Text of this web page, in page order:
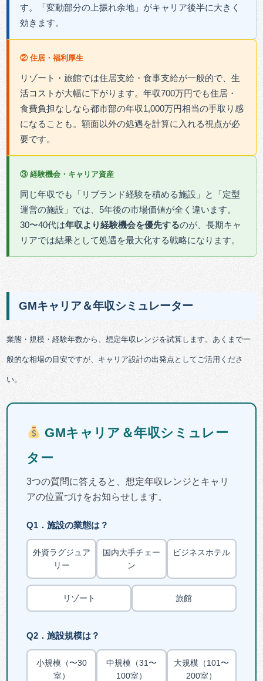
す。「変動部分の上振れ余地」がキャリア後半に大きく
効きます。
② 住居・福利厚生
リゾート・旅館では住居支給・食事支給が一般的で、生
活コストが大幅に下がります。年収700万円でも住居・
食費負担なしなら都市部の年収1,000万円相当の手取り感
になることも。額面以外の処遇を計算に入れる視点が必
要です。
③ 経験機会・キャリア資産
同じ年収でも「リブランド経験を積める施設」と「定型
運営の施設」では、5年後の市場価値が全く違います。
30〜40代は年収より経験機会を優先するのが、長期キャ
リアでは結果として処遇を最大化する戦略になります。
GMキャリア＆年収シミュレーター
業態・規模・経験年数から、想定年収レンジを試算します。あくまで一
般的な相場の目安ですが、キャリア設計の出発点としてご活用くださ
い。
GMキャリア＆年収シミュレー
ター
3つの質問に答えると、想定年収レンジとキャリ
アの位置づけをお知らせします。
Q1．施設の業態は？
外資ラグジュア
リー
国内大手チェー
ン
ビジネスホテル
リゾート 旅館
Q2．施設規模は？
小規模（〜30
室）
中規模（31〜
100室）
大規模（101〜
200室）